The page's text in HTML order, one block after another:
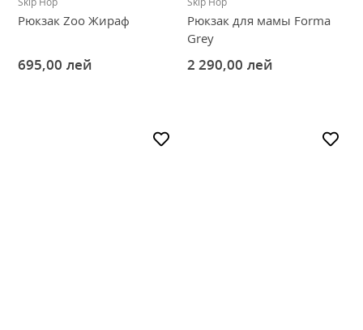
Рюкзак Zoo Жираф
695,00 лей
Рюкзак для мамы Forma
Grey
2 290,00 лей